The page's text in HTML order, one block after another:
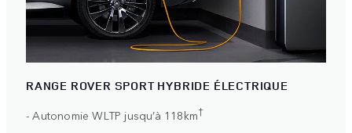
RANGE ROVER SPORT HYBRIDE ÉLECTRIQUE
- Autonomie WLTP jusqu’à 118km†